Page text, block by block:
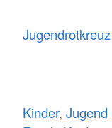
Kinder, Jugend